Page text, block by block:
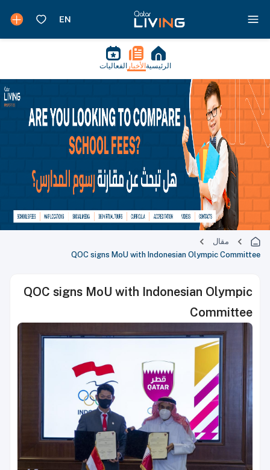
الرئيسية الأخبار الفعاليات
مقال
QOC signs MoU with Indonesian Olympic Committee
QOC signs MoU with Indonesian Olympic
Committee